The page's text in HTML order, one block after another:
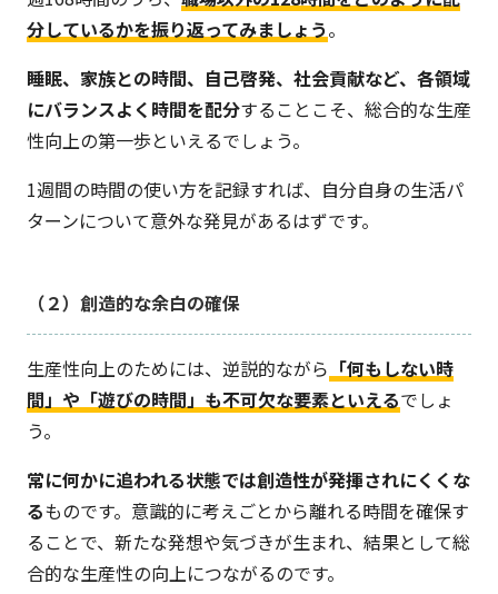
分しているかを振り返ってみましょう。
睡眠、家族との時間、自己啓発、社会貢献など、各領域
にバランスよく時間を配分することこそ、総合的な生産
性向上の第一歩といえるでしょう。
1週間の時間の使い方を記録すれば、自分自身の生活パ
ターンについて意外な発見があるはずです。
（２）創造的な余白の確保
生産性向上のためには、逆説的ながら 「何もしない時
間」や「遊びの時間」も不可欠な要素といえるでしょ
う。
常に何かに追われる状態では創造性が発揮されにくくな
るものです。意識的に考えごとから離れる時間を確保す
ることで、新たな発想や気づきが生まれ、結果として総
合的な生産性の向上につながるのです。